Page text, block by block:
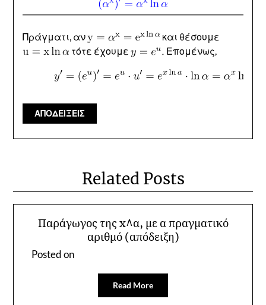
Πράγματι, αν
και θέσουμε
τότε έχουμε
Επομένως,
ΑΠΟΔΕΙΞΕΙΣ
Related Posts
Παράγωγος της x^α, με α πραγματικό
αριθμό (απόδειξη)
Posted on
Read More